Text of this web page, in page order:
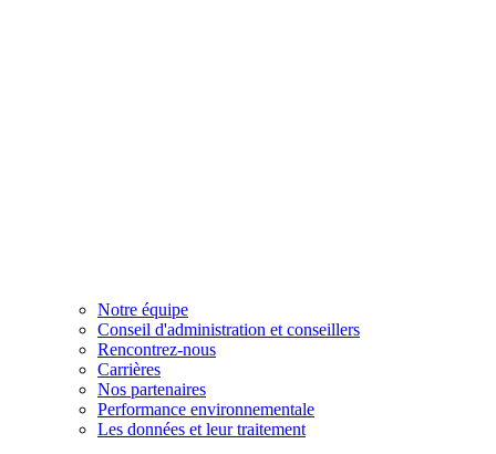
Notre équipe
Conseil d'administration et conseillers
Rencontrez-nous
Carrières
Nos partenaires
Performance environnementale
Les données et leur traitement